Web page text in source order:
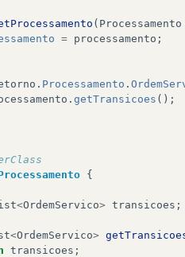
( Processamento
= processamento ;
. Processamento .
. getTransicoes ();
{
<OrdemServico> transicoes ;
<OrdemServico>
transicoes ;